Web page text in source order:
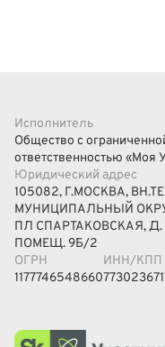
Исполнитель
Общество с
ответственностью «Моя
Юридический адрес
105082, Г.МОСКВА,
МУНИЦИПАЛЬНЫЙ
ПЛ СПАРТАКОВСКАЯ, Д.
ПОМЕЩ. 9Б/2
ОГРН
1177746548660
ИНН/КПП